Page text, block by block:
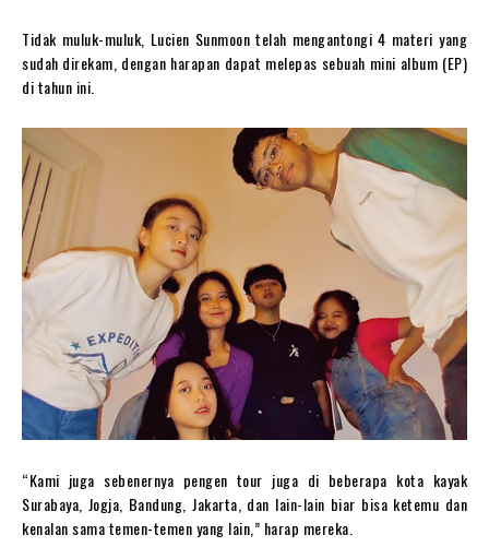
Tidak muluk-muluk, Lucien Sunmoon telah mengantongi 4 materi yang
sudah direkam, dengan harapan dapat melepas sebuah mini album (EP)
di tahun ini.
“Kami juga sebenernya pengen tour juga di beberapa kota kayak
Surabaya, Jogja, Bandung, Jakarta, dan lain-lain biar bisa ketemu dan
kenalan sama temen-temen yang lain,” harap mereka.